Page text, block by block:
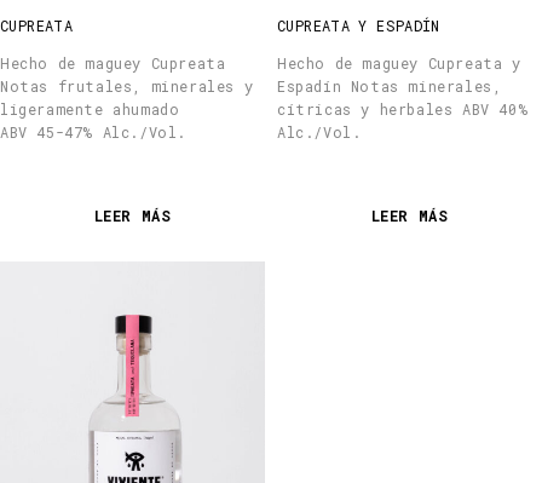
CUPREATA
Hecho de maguey Cupreata
Notas frutales, minerales y
ligeramente ahumado
ABV 45-47% Alc./Vol.
LEER MÁS
CUPREATA Y ESPADÍN
Hecho de maguey Cupreata y
Espadín Notas minerales,
cítricas y herbales ABV 40%
Alc./Vol.
LEER MÁS